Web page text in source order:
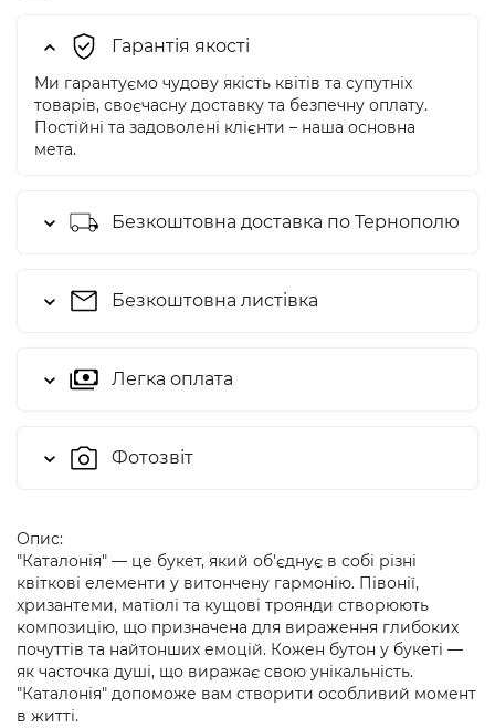
Гарантія якості
Ми гарантуємо чудову якість квітів та супутніх
товарів, своєчасну доставку та безпечну оплату.
Постійні та задоволені клієнти – наша основна
мета.
Безкоштовна доставка по Тернополю
Безкоштовна листівка
Легка оплата
Фотозвіт
Опис:
"Каталонія" — це букет, який об'єднує в собі різні
квіткові елементи у витончену гармонію. Півонії,
хризантеми, матіолі та кущові троянди створюють
композицію, що призначена для вираження глибоких
почуттів та найтонших емоцій. Кожен бутон у букеті —
як часточка душі, що виражає свою унікальність.
"Каталонія" допоможе вам створити особливий момент
в житті.